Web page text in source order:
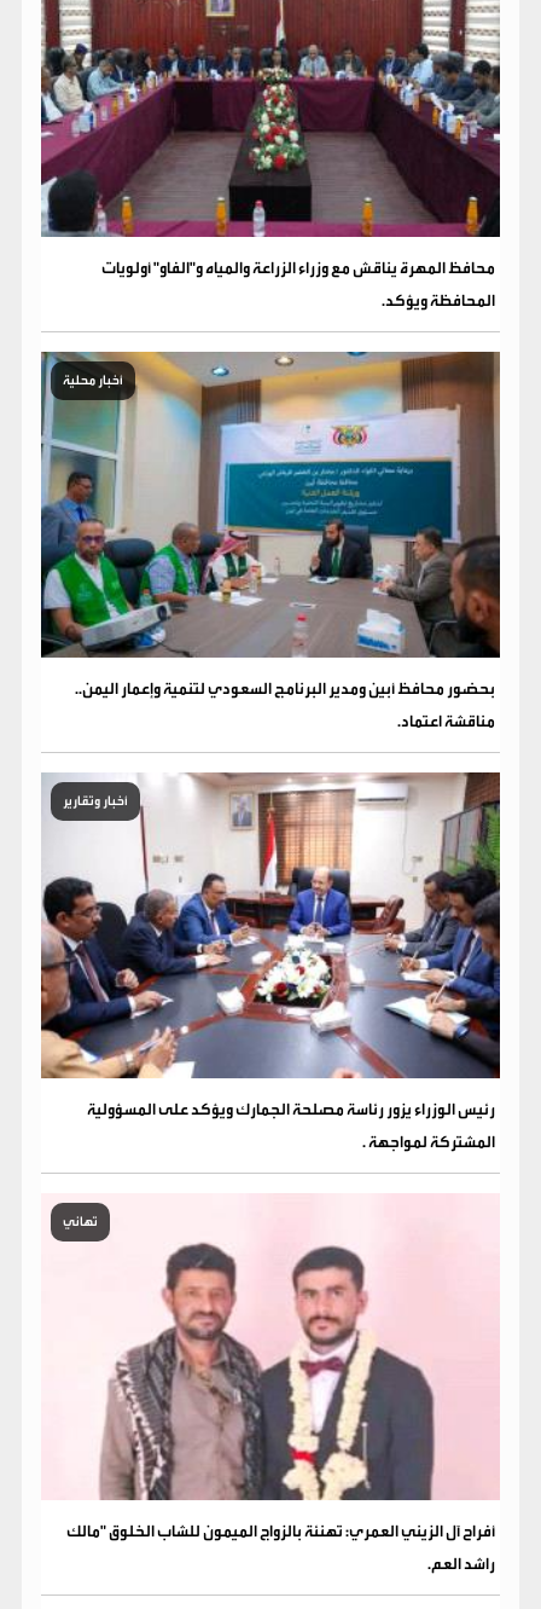
محافظ المهرة يناقش مع وزراء الزراعة والمياه و"الفاو" أولويات
المحافظة ويؤكد.
أخبار محلية
بحضور محافظ أبين ومدير البرنامج السعودي لتنمية وإعمار اليمن..
مناقشة اعتماد.
أخبار وتقارير
رئيس الوزراء يزور رئاسة مصلحة الجمارك ويؤكد على المسؤولية
المشتركة لمواجهة .
تهاني
​أفراح آل الزيني العمري: تهنئة بالزواج الميمون للشاب الخلوق "مالك
راشد العم.